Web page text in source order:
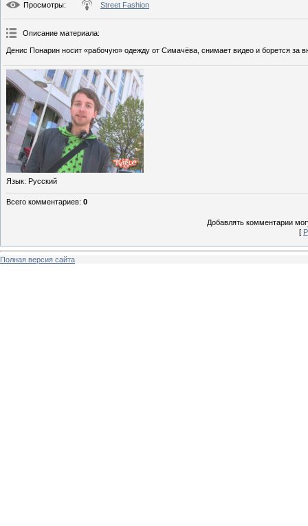
Просмотры: Street Fashion
Описание материала:
Денис Понарин носит «рабочую» одежду от Симачёва, снимает видео и борется за
Язык: Русский
Всего комментариев: 0
Добавлять комментарии
[
Полная версия сайта